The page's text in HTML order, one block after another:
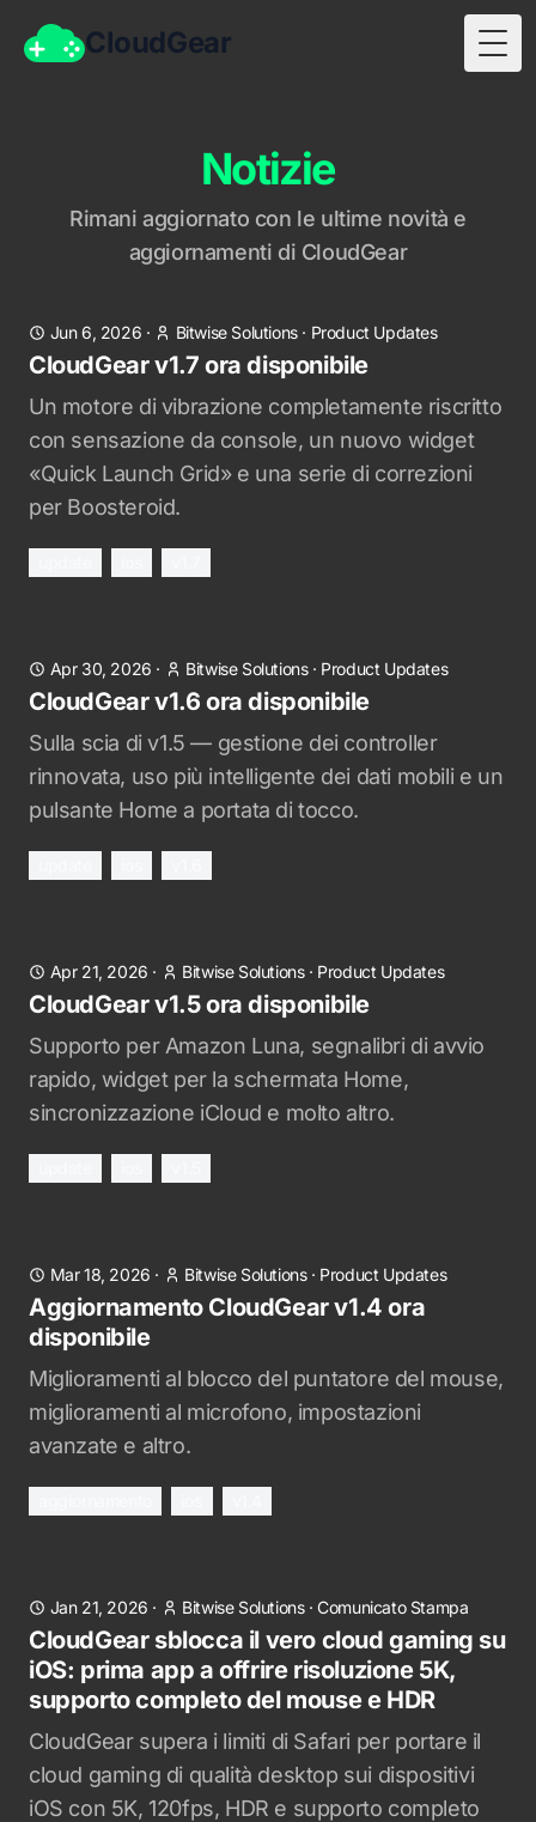
CloudGear
Notizie
Rimani aggiornato con le ultime novità e
aggiornamenti di CloudGear
Jun 6, 2026 · Bitwise Solutions· Product Updates
CloudGear v1.7 ora disponibile
Un motore di vibrazione completamente riscritto
con sensazione da console, un nuovo widget
«Quick Launch Grid» e una serie di correzioni
per Boosteroid.
Apr 30, 2026 · Bitwise Solutions· Product Updates
CloudGear v1.6 ora disponibile
Sulla scia di v1.5 — gestione dei controller
rinnovata, uso più intelligente dei dati mobili e un
pulsante Home a portata di tocco.
Apr 21, 2026 · Bitwise Solutions· Product Updates
CloudGear v1.5 ora disponibile
Supporto per Amazon Luna, segnalibri di avvio
rapido, widget per la schermata Home,
sincronizzazione iCloud e molto altro.
Mar 18, 2026 · Bitwise Solutions· Product Updates
Aggiornamento CloudGear v1.4 ora
disponibile
Miglioramenti al blocco del puntatore del mouse,
miglioramenti al microfono, impostazioni
avanzate e altro.
Jan 21, 2026 · Bitwise Solutions·Comunicato Stampa
CloudGear sblocca il vero cloud gaming su
iOS: prima app a offrire risoluzione 5K,
supporto completo del mouse e HDR
CloudGear supera i limiti di Safari per portare il
cloud gaming di qualità desktop sui dispositivi
iOS con 5K, 120fps, HDR e supporto completo